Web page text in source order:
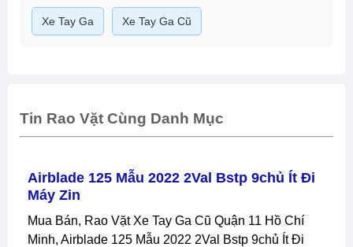
Xe Tay Ga Xe Tay Ga Cũ
Tin Rao Vặt Cùng Danh Mục
Airblade 125 Mẫu 2022 2Val Bstp 9chủ Ít Đi
Máy Zin
Mua Bán, Rao Vặt Xe Tay Ga Cũ Quận 11 Hồ Chí
Minh, Airblade 125 Mẫu 2022 2Val Bstp 9chủ Ít Đi